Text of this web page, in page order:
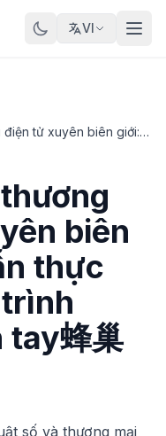
VI
Thiết yếu cho thương mại điện tử xuyên biên giới: Hướng dẫn thực hành sử dụng trình duyệt dấu vân tay蜂巢 chống liên kết
biên
thực
蜂巢
số và thương mại